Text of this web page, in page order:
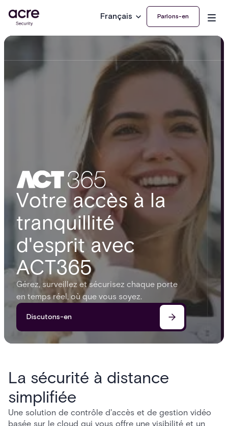
Français Parlons-en
Votre accès à la
tranquillité
d'esprit avec
ACT365
Gérez, surveillez et sécurisez chaque porte
en temps réel, où que vous soyez.
Discutons-en
La sécurité à distance
simplifiée
Une solution de contrôle d'accès et de gestion vidéo
basée sur le cloud qui vous offre une visibilité et un